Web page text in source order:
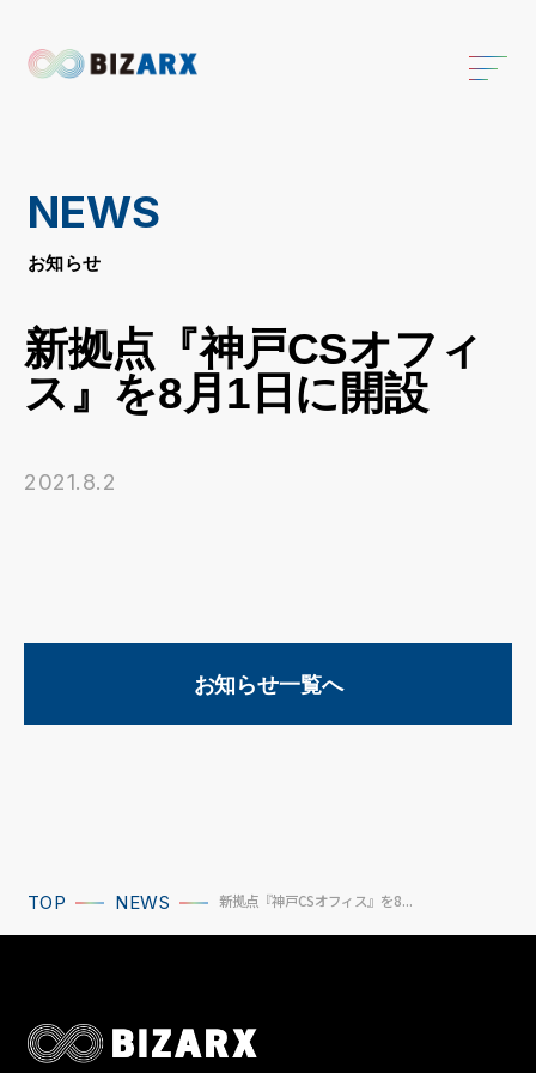
NEWS
お知らせ
新拠点『神戸CSオフィ
ス』を8月1日に開設
2021.8.2
お知らせ一覧へ
TOP NEWS 新拠点『神戸CSオフィス』を8...